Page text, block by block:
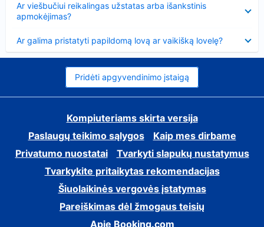
Ar viešbučiui reikalingas užstatas arba išankstinis
apmokėjimas?
Ar galima pristatyti papildomą lovą ar vaikišką lovelę?
Pridėti apgyvendinimo įstaigą
Kompiuteriams skirta versija
Paslaugų teikimo sąlygos
Kaip mes dirbame
Privatumo nuostatai
Tvarkyti slapukų nustatymus
Tvarkykite pritaikytas rekomendacijas
Šiuolaikinės vergovės įstatymas
Pareiškimas dėl žmogaus teisių
Apie Booking.com